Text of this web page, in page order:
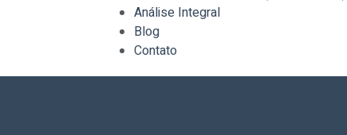
Análise Integral
Blog
Contato